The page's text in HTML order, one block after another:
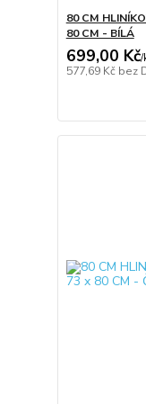
80 CM
80 CM - BÍLÁ
699,00 Kč/
577,69 Kč bez